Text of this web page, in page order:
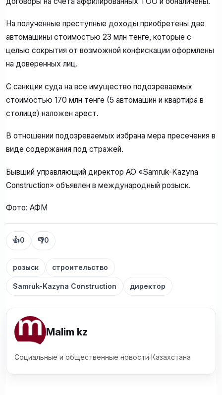
На полученные преступные доходы приобретены две
автомашины стоимостью 23 млн тенге, которые с
целью сокрытия от возможной конфискации оформлены
на доверенных лиц.
С санкции суда на все имущество подозреваемых
стоимостью 170 млн тенге (5 автомашин и квартира в
столице) наложен арест.
В отношении подозреваемых избрана мера пресечения в
виде содержания под стражей.
Бывший управляющий директор АО «Samruk-Kazyna
Construction» объявлен в международный розыск.
Фото: АФМ
👍0 👎0
розыск строительство
Samruk-Kazyna Construction директор
Malim kz
Социальные и общественные новости Казахстана